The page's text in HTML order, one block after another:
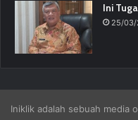
Ini
25/03/
Iniklik adalah sebuah media